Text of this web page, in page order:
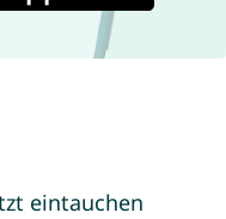
eintauchen